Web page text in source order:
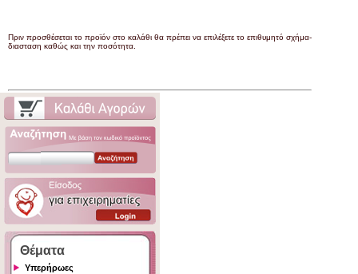
Πριν προσθέσεται το προϊόν στο καλάθι θα πρέπει να επιλέξετε το επιθυμητό σχήμα-
διασταση καθώς και την ποσότητα.
Θέματα
Υπερήρωες